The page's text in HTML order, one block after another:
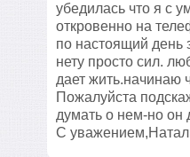
убедилась что я с
откровенно на
по настоящий день
нету просто сил.
дает жить.начинаю
Пожалуйста
думать о нем-но он
С